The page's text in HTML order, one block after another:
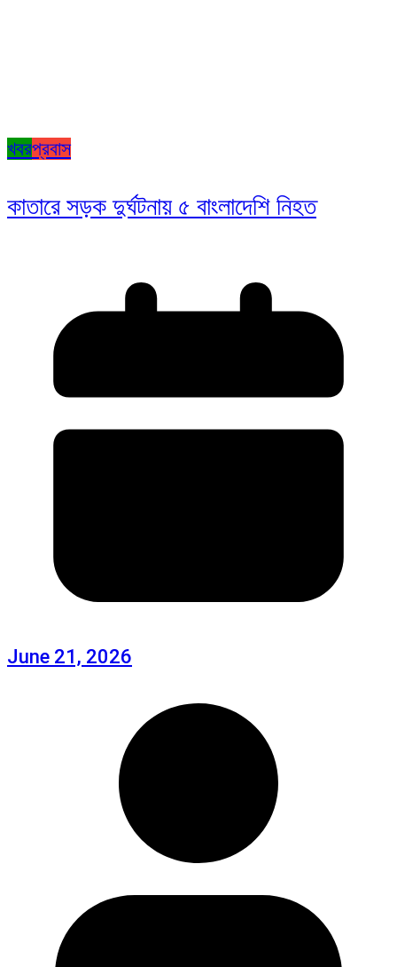
খবরপ্রবাস
কাতারে সড়ক দুর্ঘটনায় ৫ বাংলাদেশি নিহত
June 21, 2026